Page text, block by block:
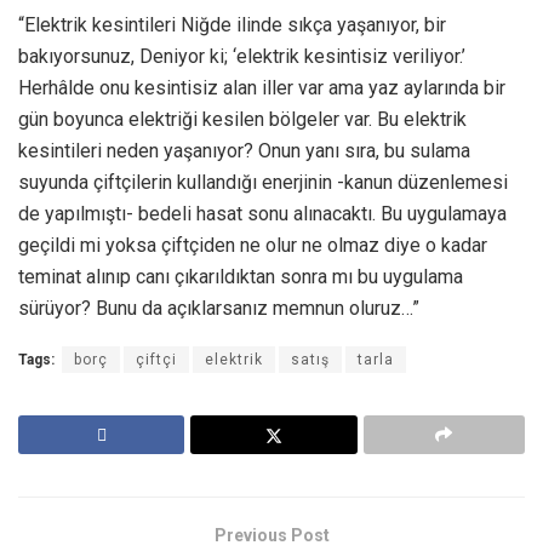
“Elektrik kesintileri Niğde ilinde sıkça yaşanıyor, bir
bakıyorsunuz, Deniyor ki; ‘elektrik kesintisiz veriliyor.’
Herhâlde onu kesintisiz alan iller var ama yaz aylarında bir
gün boyunca elektriği kesilen bölgeler var. Bu elektrik
kesintileri neden yaşanıyor? Onun yanı sıra, bu sulama
suyunda çiftçilerin kullandığı enerjinin -kanun düzenlemesi
de yapılmıştı- bedeli hasat sonu alınacaktı. Bu uygulamaya
geçildi mi yoksa çiftçiden ne olur ne olmaz diye o kadar
teminat alınıp canı çıkarıldıktan sonra mı bu uygulama
sürüyor? Bunu da açıklarsanız memnun oluruz…”
Tags: borç çiftçi elektrik satış tarla
Previous Post